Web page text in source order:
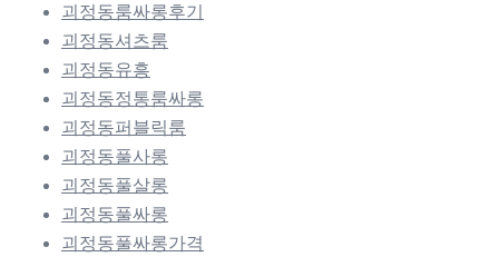
괴정동룸싸롱후기
괴정동셔츠룸
괴정동유흥
괴정동정통룸싸롱
괴정동퍼블릭룸
괴정동풀사롱
괴정동풀살롱
괴정동풀싸롱
괴정동풀싸롱가격